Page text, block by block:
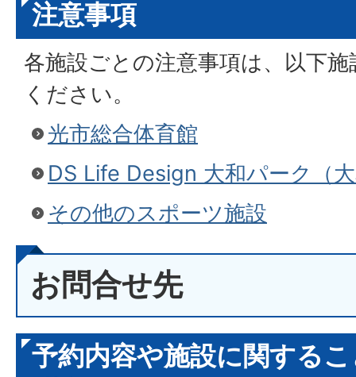
注意事項
各施設ごとの注意事項は、以下
ください。
光市総合体育館
DS Life Design 大和パーク（
その他のスポーツ施設
お問合せ先
予約内容や施設に関する